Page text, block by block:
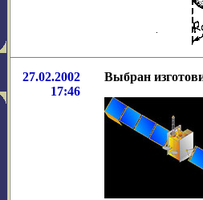
27.02.2002
17:46
Выбран